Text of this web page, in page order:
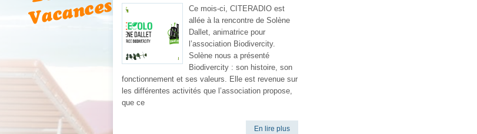
Ce mois-ci, CITERADIO est
allée à la rencontre de Solène
Dallet, animatrice pour
l’association Biodivercity.
Solène nous a présenté
Biodivercity : son histoire, son
fonctionnement et ses valeurs. Elle est revenue sur
les différentes activités que l’association propose,
que ce
En lire plus